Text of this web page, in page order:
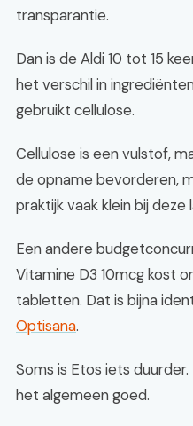
transparantie.
Dan is de Aldi 10 tot 15
het verschil in
gebruikt cellulose.
Cellulose is een vulstof,
de opname bevorderen,
praktijk vaak klein bij deze
Een andere
Vitamine D3 10mcg kost
tabletten. Dat is bijna
Optisana.
Soms is Etos iets
het algemeen goed.